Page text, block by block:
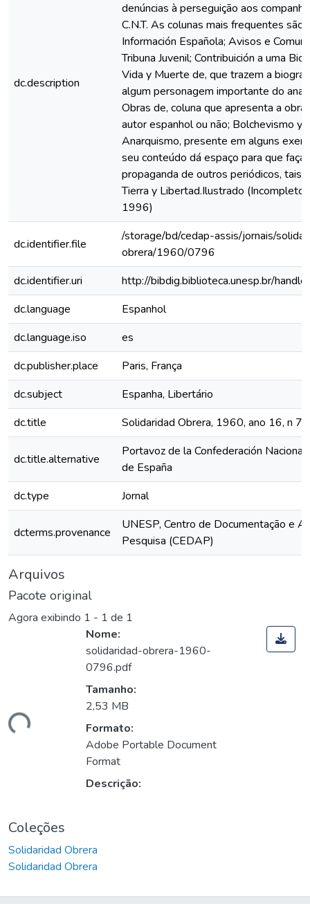
dc.description
denúncias à perseguição aos
C.N.T. As colunas mais frequentes
Información Española; Avisos e
Tribuna Juvenil; Contribuición a uma
Vida y Muerte de, que trazem a
algum personagem importante do
Obras de, coluna que apresenta a obra
autor espanhol ou não; Bolchevismo y
Anarquismo, presente em alguns
seu conteúdo dá espaço para que faça
propaganda de outros periódicos, tais
Tierra y Libertad.Ilustrado
1996)
dc.identifier.file
/storage/bd/cedap-assis/jornais/
obrera/1960/0796
dc.identifier.uri
http://bibdig.biblioteca.unesp.br/
dc.language
Espanhol
dc.language.iso
es
dc.publisher.place
Paris, França
dc.subject
Espanha, Libertário
dc.title
Solidaridad Obrera, 1960, ano 16, n
dc.title.alternative
Portavoz de la Confederación Nacional
de España
dc.type
Jornal
dcterms.provenance
UNESP, Centro de Documentação e
Pesquisa (CEDAP)
Arquivos
Pacote original
Agora exibindo 1 - 1 de 1
Nome:
solidaridad-obrera-1960-
0796.pdf
Tamanho:
2,53 MB
Formato:
Adobe Portable Document
Format
Descrição:
Coleções
Solidaridad Obrera
Solidaridad Obrera